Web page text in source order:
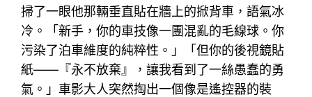
掃了一眼他那輛垂直貼在牆上的掀背車，語氣冰
冷。「新手，你的車技像一團混亂的毛線球。你
污染了泊車維度的純粹性。」「但你的後視鏡貼
紙——『永不放棄』，讓我看到了一絲愚蠢的勇
氣。」車影大人突然掏出一個像是遙控器的裝